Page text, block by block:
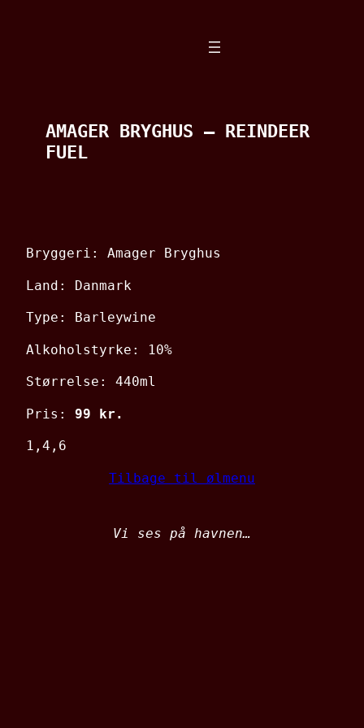
AMAGER BRYGHUS – REINDEER
FUEL
Bryggeri: Amager Bryghus
Land: Danmark
Type: Barleywine
Alkoholstyrke: 10%
Størrelse: 440ml
Pris: 99 kr.
1,4,6
Tilbage til ølmenu
Vi ses på havnen…